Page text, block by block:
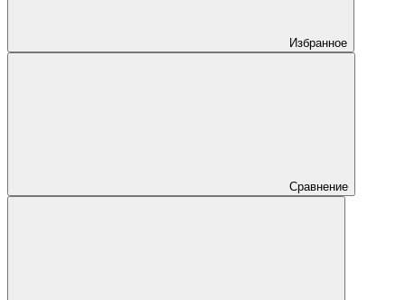
Избранное
Сравнение